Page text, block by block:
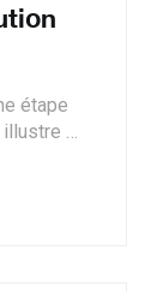
étape
illustre …